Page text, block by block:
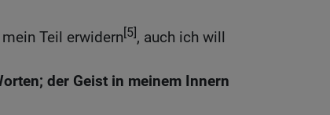
Teil erwidern[5], auch ich will
der Geist in meinem Innern